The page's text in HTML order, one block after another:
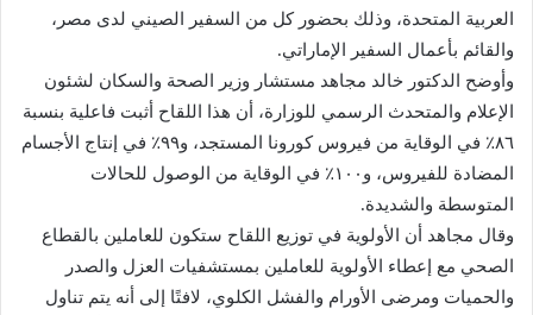
العربية المتحدة، وذلك بحضور كل من السفير الصيني لدى مصر،
والقائم بأعمال السفير الإماراتي.
وأوضح الدكتور خالد مجاهد مستشار وزير الصحة والسكان لشئون
الإعلام والمتحدث الرسمي للوزارة، أن هذا اللقاح أثبت فاعلية بنسبة
٨٦٪ في الوقاية من فيروس كورونا المستجد، و٩٩٪ في إنتاج الأجسام
المضادة للفيروس، و١٠٠٪ في الوقاية من الوصول للحالات
المتوسطة والشديدة.
وقال مجاهد أن الأولوية في توزيع اللقاح ستكون للعاملين بالقطاع
الصحي مع إعطاء الأولوية للعاملين بمستشفيات العزل والصدر
والحميات ومرضى الأورام والفشل الكلوي، لافتًا إلى أنه يتم تناول